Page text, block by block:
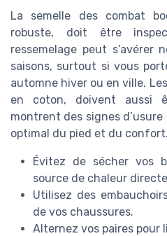
La semelle des combat
robuste, doit être
ressemelage peut s’avérer
saisons, surtout si vous
automne hiver ou en ville.
en coton, doivent aussi
montrent des signes
optimal du pied et du confort.
Évitez de sécher vos
source de chaleur
Utilisez des
de vos chaussures.
Alternez vos paires pour